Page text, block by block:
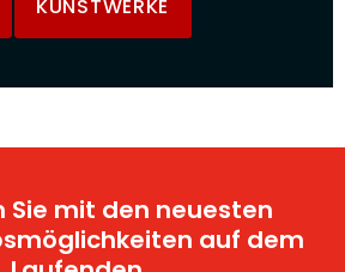
KUNSTWERKE
Sie mit den neuesten
auf dem